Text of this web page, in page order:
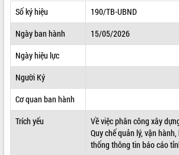
LÃNH ĐẠO UBND TỈNH
TIN TỨC SỰ KIỆN
SỞ, BAN, NGÀNH
UBND CÁC XÃ, PHƯỜNG
THÔNG TIN CHỈ ĐẠO ĐIỀU HÀNH
HỆ THỐNG VĂN BẢN
Số ký hiệu
190/TB-UBND
Ngày ban hành
15/05/2026
Ngày hiệu lực
Người Ký
Cơ quan ban hành
Trích yếu
Về việc phân công xây
Quy chế quản lý, vận
thống thông tin báo cáo